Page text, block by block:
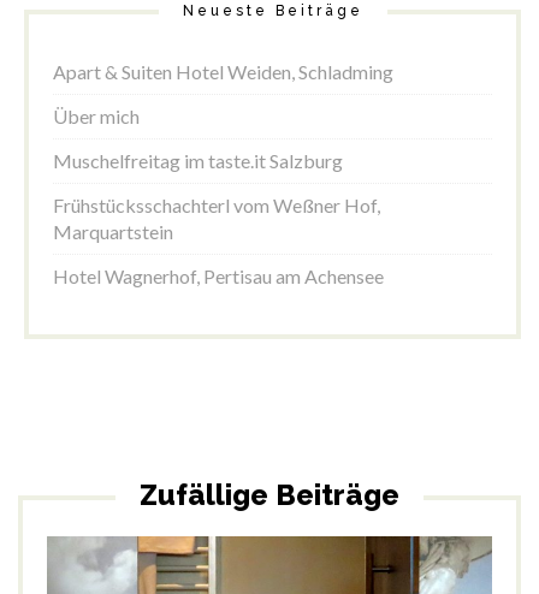
Neueste Beiträge
Apart & Suiten Hotel Weiden, Schladming
Über mich
Muschelfreitag im taste.it Salzburg
Frühstücksschachterl vom Weßner Hof,
Marquartstein
Hotel Wagnerhof, Pertisau am Achensee
Zufällige Beiträge